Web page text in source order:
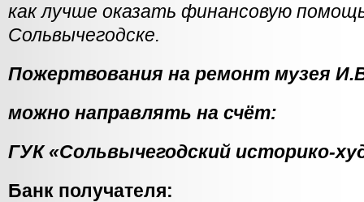
как лучше оказать финансовую
Сольвычегодске.
Пожертвования на ремонт музея
можно направлять на счёт:
ГУК «Сольвычегодский историко-
Банк получателя: